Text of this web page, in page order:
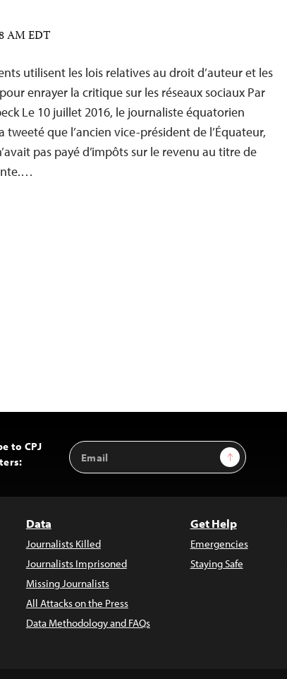
AM EDT
utilisent les lois relatives au droit d’auteur et les
enrayer la critique sur les réseaux sociaux Par
Le 10 juillet 2016, le journaliste équatorien
tweeté que l’ancien vice-président de l’Équateur,
pas payé d’impôts sur le revenu au titre de
to CPJ
Email
Address
Sign Up
Data
Journalists Killed
Journalists Imprisoned
Missing Journalists
All Attacks on the Press
Data Methodology and FAQs
Get Help
Emergencies
Staying Safe